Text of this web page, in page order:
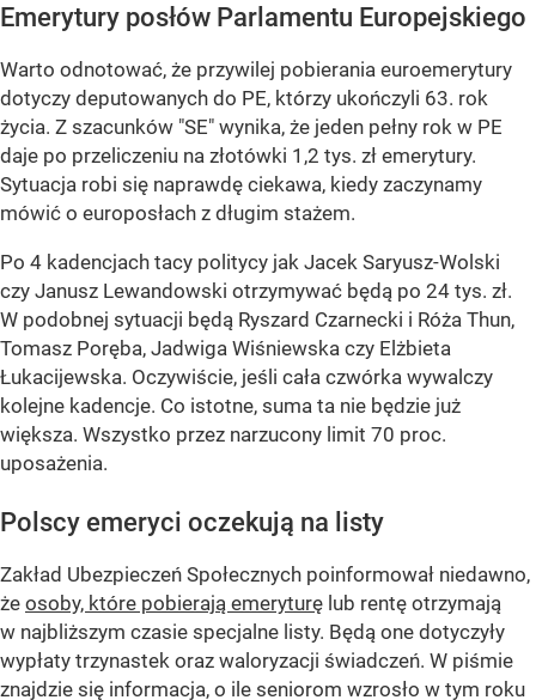
Emerytury posłów Parlamentu Europejskiego
Warto odnotować, że przywilej pobierania euroemerytury
dotyczy deputowanych do PE, którzy ukończyli 63. rok
życia. Z szacunków "SE" wynika, że jeden pełny rok w PE
daje po przeliczeniu na złotówki 1,2 tys. zł emerytury.
Sytuacja robi się naprawdę ciekawa, kiedy zaczynamy
mówić o europosłach z długim stażem.
Po 4 kadencjach tacy politycy jak Jacek Saryusz-Wolski
czy Janusz Lewandowski otrzymywać będą po 24 tys. zł.
W podobnej sytuacji będą Ryszard Czarnecki i Róża Thun,
Tomasz Poręba, Jadwiga Wiśniewska czy Elżbieta
Łukacijewska. Oczywiście, jeśli cała czwórka wywalczy
kolejne kadencje. Co istotne, suma ta nie będzie już
większa. Wszystko przez narzucony limit 70 proc.
uposażenia.
Polscy emeryci oczekują na listy
Zakład Ubezpieczeń Społecznych poinformował niedawno,
że osoby, które pobierają emeryturę lub rentę otrzymają
w najbliższym czasie specjalne listy. Będą one dotyczyły
wypłaty trzynastek oraz waloryzacji świadczeń. W piśmie
znajdzie się informacja, o ile seniorom wzrosło w tym roku